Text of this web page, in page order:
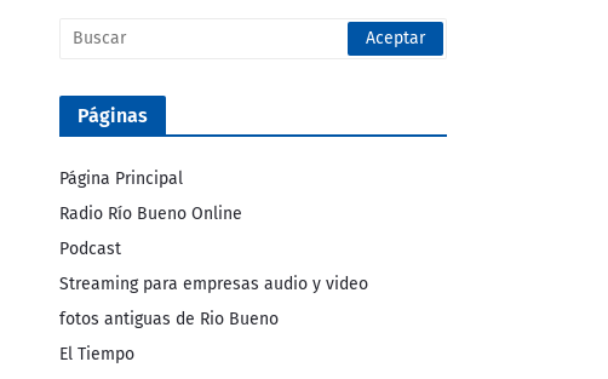
Páginas
Página Principal
Radio Río Bueno Online
Podcast
Streaming para empresas audio y video
fotos antiguas de Rio Bueno
El Tiempo